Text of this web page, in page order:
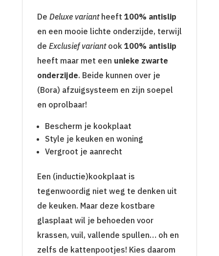
De Deluxe variantheeft 100% antislip
en een mooie lichte onderzijde, terwijl
de Exclusief variantook 100% antislip
heeft maar met een unieke zwarte
onderzijde. Beide kunnen over je
(Bora) afzuigsysteem en zijn soepel
en oprolbaar!
Bescherm je kookplaat
Style je keuken en woning
Vergroot je aanrecht
Een (inductie)kookplaat is
tegenwoordig niet weg te denken uit
de keuken. Maar deze kostbare
glasplaat wil je behoeden voor
krassen, vuil, vallende spullen… oh en
zelfs de kattenpootjes! Kies daarom